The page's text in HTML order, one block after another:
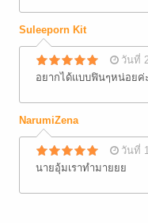
Suleeporn Kit
วันที่
อยากได้แบบฟินๆหน่อยค่
NarumiZena
วันที่
นายอุ้มเราทำมายยย